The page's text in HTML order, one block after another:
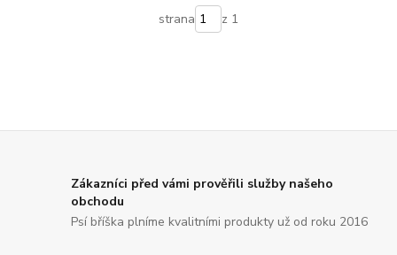
strana z 1
Zákazníci před vámi prověřili služby našeho
obchodu
Psí bříška plníme kvalitními produkty už od roku 2016